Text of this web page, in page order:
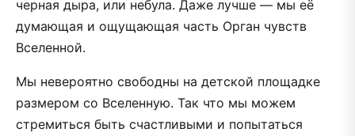
черная дыра, или небула. Даже лучше — мы её
думающая и ощущающая часть Орган чувств
Вселенной.
Мы невероятно свободны на детской площадке
размером со Вселенную. Так что мы можем
стремиться быть счастливыми и попытаться